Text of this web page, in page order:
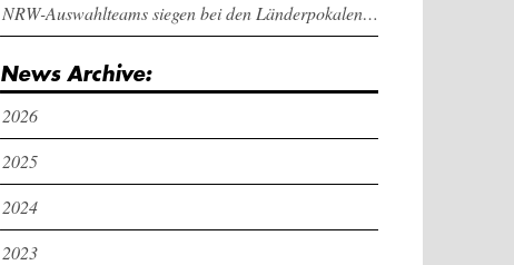
NRW-Auswahlteams siegen bei den Länderpokalen und dem Deutschlandcup an Pfingsten
News Archive:
2026
2025
2024
2023